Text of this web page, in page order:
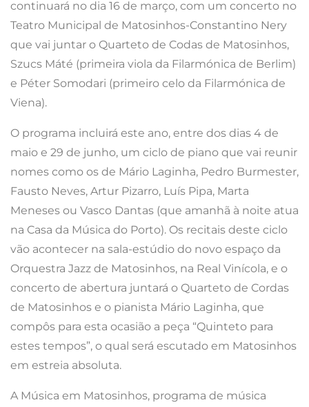
continuará no dia 16 de março, com um concerto no
Teatro Municipal de Matosinhos-Constantino Nery
que vai juntar o Quarteto de Codas de Matosinhos,
Szucs Máté (primeira viola da Filarmónica de Berlim)
e Péter Somodari (primeiro celo da Filarmónica de
Viena).
O programa incluirá este ano, entre dos dias 4 de
maio e 29 de junho, um ciclo de piano que vai reunir
nomes como os de Mário Laginha, Pedro Burmester,
Fausto Neves, Artur Pizarro, Luís Pipa, Marta
Meneses ou Vasco Dantas (que amanhã à noite atua
na Casa da Música do Porto). Os recitais deste ciclo
vão acontecer na sala-estúdio do novo espaço da
Orquestra Jazz de Matosinhos, na Real Vinícola, e o
concerto de abertura juntará o Quarteto de Cordas
de Matosinhos e o pianista Mário Laginha, que
compôs para esta ocasião a peça “Quinteto para
estes tempos”, o qual será escutado em Matosinhos
em estreia absoluta.
A Música em Matosinhos, programa de música